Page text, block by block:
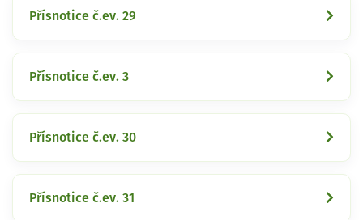
Přísnotice č.ev. 29
Přísnotice č.ev. 3
Přísnotice č.ev. 30
Přísnotice č.ev. 31